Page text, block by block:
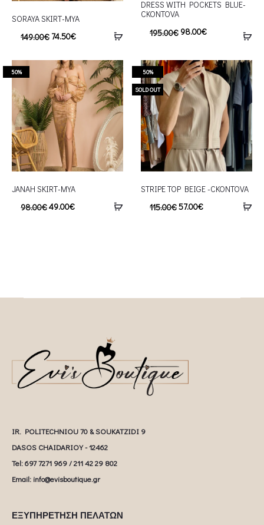
SORAYA SKIRT-MYA
149.00€ 74.50€
DRESS WITH POCKETS BLUE-
CKONTOVA
195.00€ 98.00€
50%
JANAH SKIRT-MYA
98.00€49.00€
50%
SOLD OUT
STRIPE TOP BEIGE -CKONTOVA
115.00€57.00€
IR. POLITECHNIOU 70 & SOUKATZIDI 9
DASOS CHAIDARIOY - 12462
Tel: 697 7271 969 / 211 42 29 802
Email: info@evisboutique.gr
ΕΞΥΠΗΡΕΤΗΣΗ ΠΕΛΑΤΩΝ